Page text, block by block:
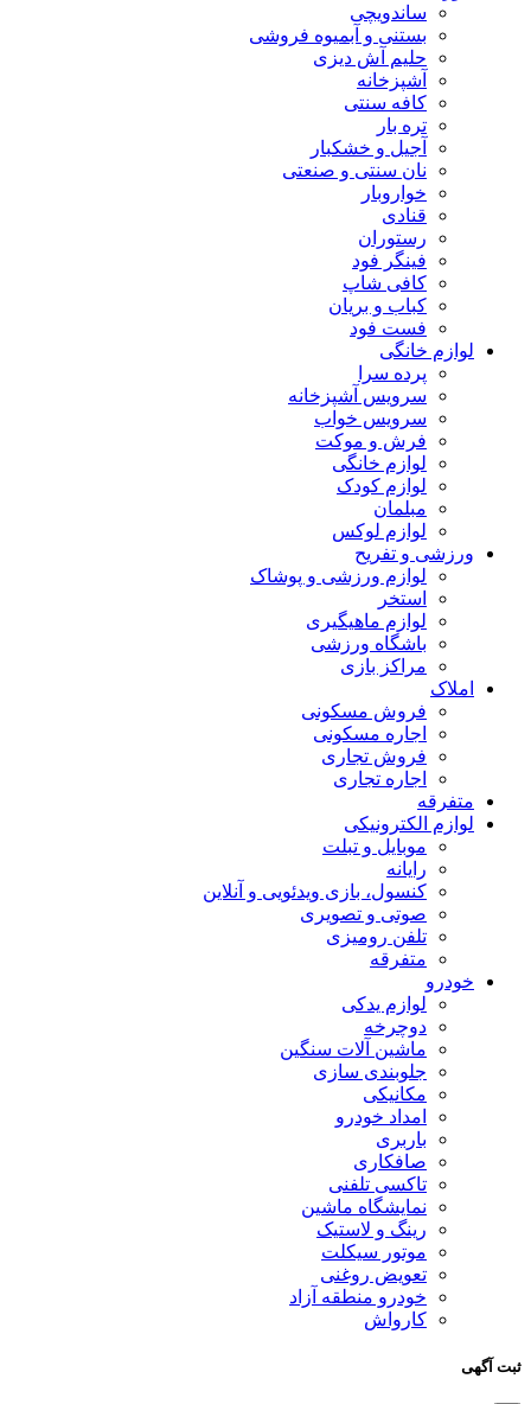
ساندویچی
بستنی و آبمیوه فروشی
حلیم آش دیزی
آشپزخانه
کافه سنتی
تره بار
آجیل و خشکبار
نان سنتی و صنعتی
خواروبار
قنادی
رستوران
فینگر فود
کافی شاپ
کباب و بریان
فست فود
لوازم خانگی
پرده سرا
سرویس آشپزخانه
سرویس خواب
فرش و موکت
لوازم خانگی
لوازم کودک
مبلمان
لوازم لوکس
ورزشی و تفریح
لوازم ورزشی و پوشاک
استخر
لوازم ماهیگیری
باشگاه ورزشی
مراکز بازی
املاک
فروش مسکونی
اجاره مسکونی
فروش تجاری
اجاره تجاری
متفرقه
لوازم الکترونیکی
موبایل و تبلت
رایانه
کنسول، بازی‌ ویدئویی و آنلاین
صوتی و تصویری
تلفن رومیزی
متفرقه
خودرو
لوازم یدکی
دوچرخه
ماشین آلات سنگین
جلوبندی سازی
مکانیکی
امداد خودرو
باربری
صافکاری
تاکسی تلفنی
نمایشگاه ماشین
رینگ و لاستیک
موتور سیکلت
تعویض روغنی
خودرو منطقه آزاد
کارواش
ثبت آگهی